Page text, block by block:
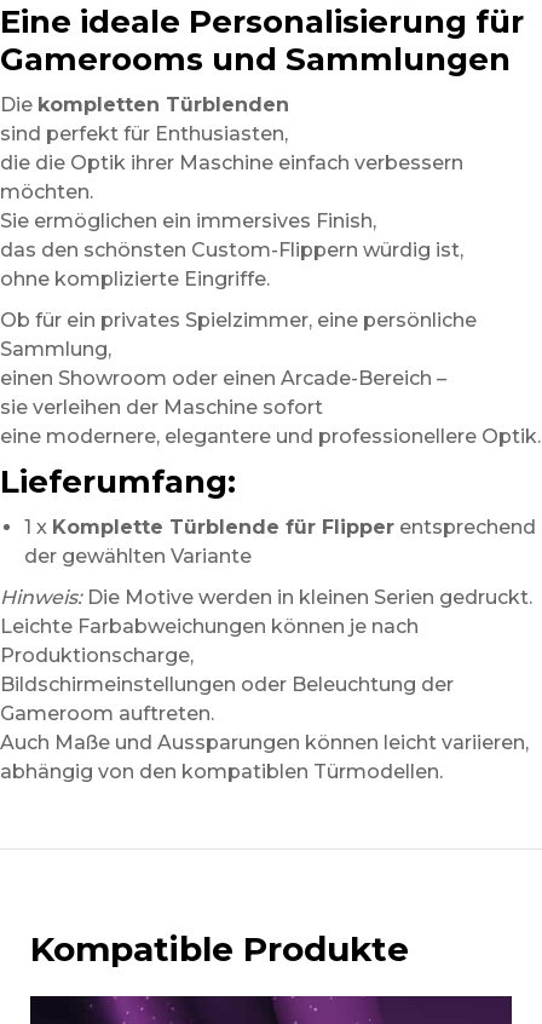
Eine ideale Personalisierung für
Gamerooms und Sammlungen
Die kompletten Türblenden
sind perfekt für Enthusiasten,
die die Optik ihrer Maschine einfach verbessern
möchten.
Sie ermöglichen ein immersives Finish,
das den schönsten Custom-Flippern würdig ist,
ohne komplizierte Eingriffe.
Ob für ein privates Spielzimmer, eine persönliche
Sammlung,
einen Showroom oder einen Arcade-Bereich –
sie verleihen der Maschine sofort
eine modernere, elegantere und professionellere Optik.
Lieferumfang:
1 x Komplette Türblende für Flipper entsprechend
der gewählten Variante
Hinweis:Die Motive werden in kleinen Serien gedruckt.
Leichte Farbabweichungen können je nach
Produktionscharge,
Bildschirmeinstellungen oder Beleuchtung der
Gameroom auftreten.
Auch Maße und Aussparungen können leicht variieren,
abhängig von den kompatiblen Türmodellen.
Kompatible Produkte